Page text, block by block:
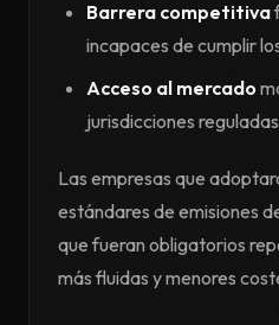
Barrera competitiva
incapaces de cumplir
Acceso al mercado
jurisdicciones reguladas
Las empresas que
estándares de emisiones
que fueran obligatorios
más fluidas y menores